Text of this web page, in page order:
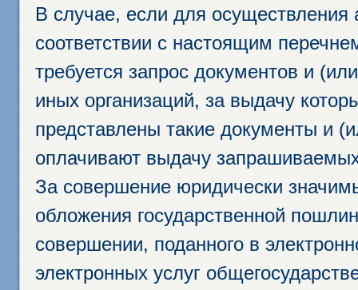
В случае, если для осуществления
соответствии с настоящим
требуется запрос документов и
иных организаций, за выдачу
представлены такие документы и
оплачивают выдачу
За совершение юридически
обложения государственной
совершении, поданного в
электронных услуг